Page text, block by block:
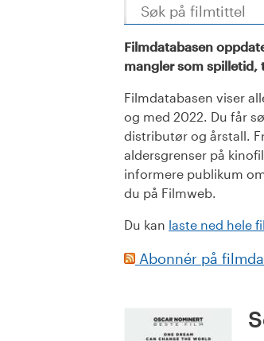
Filmdatabasen
mangler som spilletid,
Filmdatabasen viser
og med 2022. Du får
distributør og årstall.
aldersgrenser på
informere publikum
du på Filmweb.
Du kan laste ned hele
Abonnér på